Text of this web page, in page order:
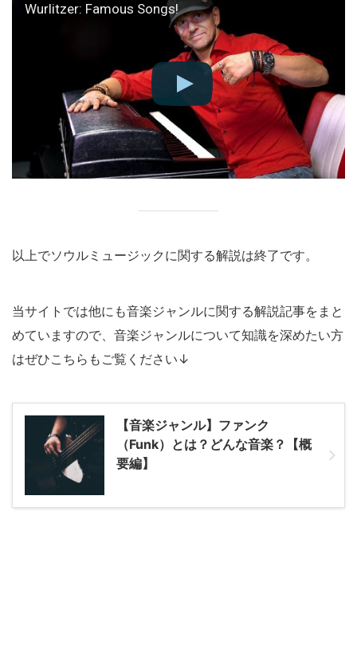
Wurlitzer: Famous Songs!
以上でソウルミュージックに関する解説は終了です。
当サイトでは他にも音楽ジャンルに関する解説記事をまと
めていますので、音楽ジャンルについて知識を深めたい方
はぜひこちらもご覧ください↓
【音楽ジャンル】ファンク
（Funk）とは？どんな音楽？【概
要編】